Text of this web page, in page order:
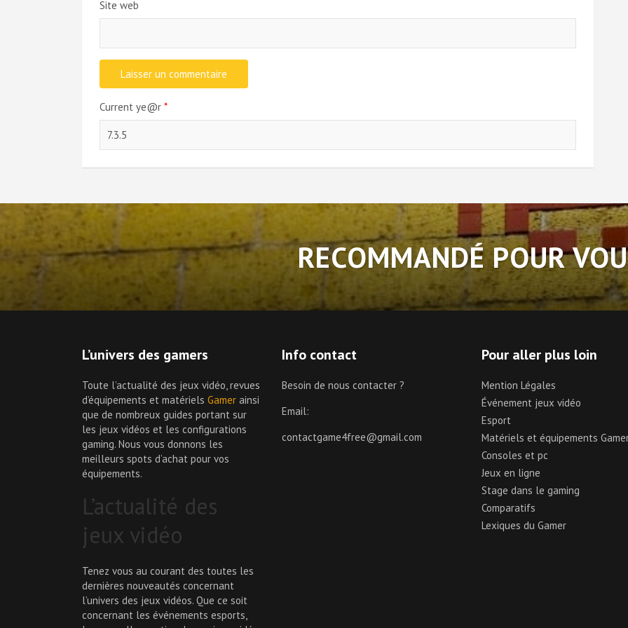
Site web
Current ye@r *
RECOMMANDÉ POUR
L’univers des gamers
Toute l’actualité des jeux vidéo, revues
d’équipements et matériels Gamer ainsi
que de nombreux guides portant sur
les jeux vidéos et les configurations
gaming. Nous vous donnons les
meilleurs spots d’achat pour vos
équipements.
L’actualité des
jeux vidéo
Tenez vous au courant des toutes les
dernières nouveautés concernant
l’univers des jeux vidéos. Que ce soit
concernant les événements esports,
Info contact
Besoin de nous contacter ?
Email:
contactgame4free@gmail.com
Pour aller plus loin
Mention Légales
Événement jeux vidéo
Esport
Matériels et équipements
Consoles et pc
Jeux en ligne
Stage dans le gaming
Comparatifs
Lexiques du Gamer